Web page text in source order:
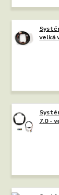
velká
7.0 -